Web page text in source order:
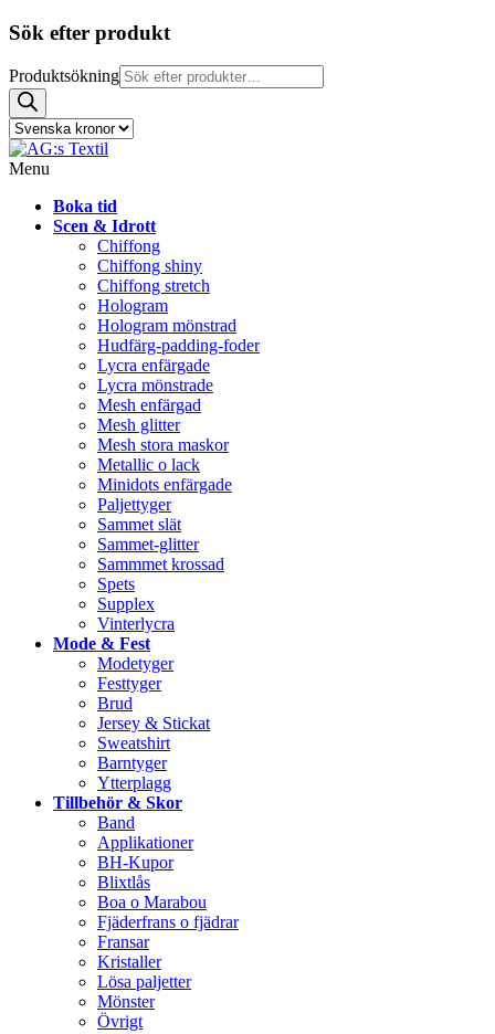
Sök efter produkt
Produktsökning
Menu
Boka tid
Scen & Idrott
Chiffong
Chiffong shiny
Chiffong stretch
Hologram
Hologram mönstrad
Hudfärg-padding-foder
Lycra enfärgade
Lycra mönstrade
Mesh enfärgad
Mesh glitter
Mesh stora maskor
Metallic o lack
Minidots enfärgade
Paljettyger
Sammet slät
Sammet-glitter
Sammmet krossad
Spets
Supplex
Vinterlycra
Mode & Fest
Modetyger
Festtyger
Brud
Jersey & Stickat
Sweatshirt
Barntyger
Ytterplagg
Tillbehör & Skor
Band
Applikationer
BH-Kupor
Blixtlås
Boa o Marabou
Fjäderfrans o fjädrar
Fransar
Kristaller
Lösa paljetter
Mönster
Övrigt